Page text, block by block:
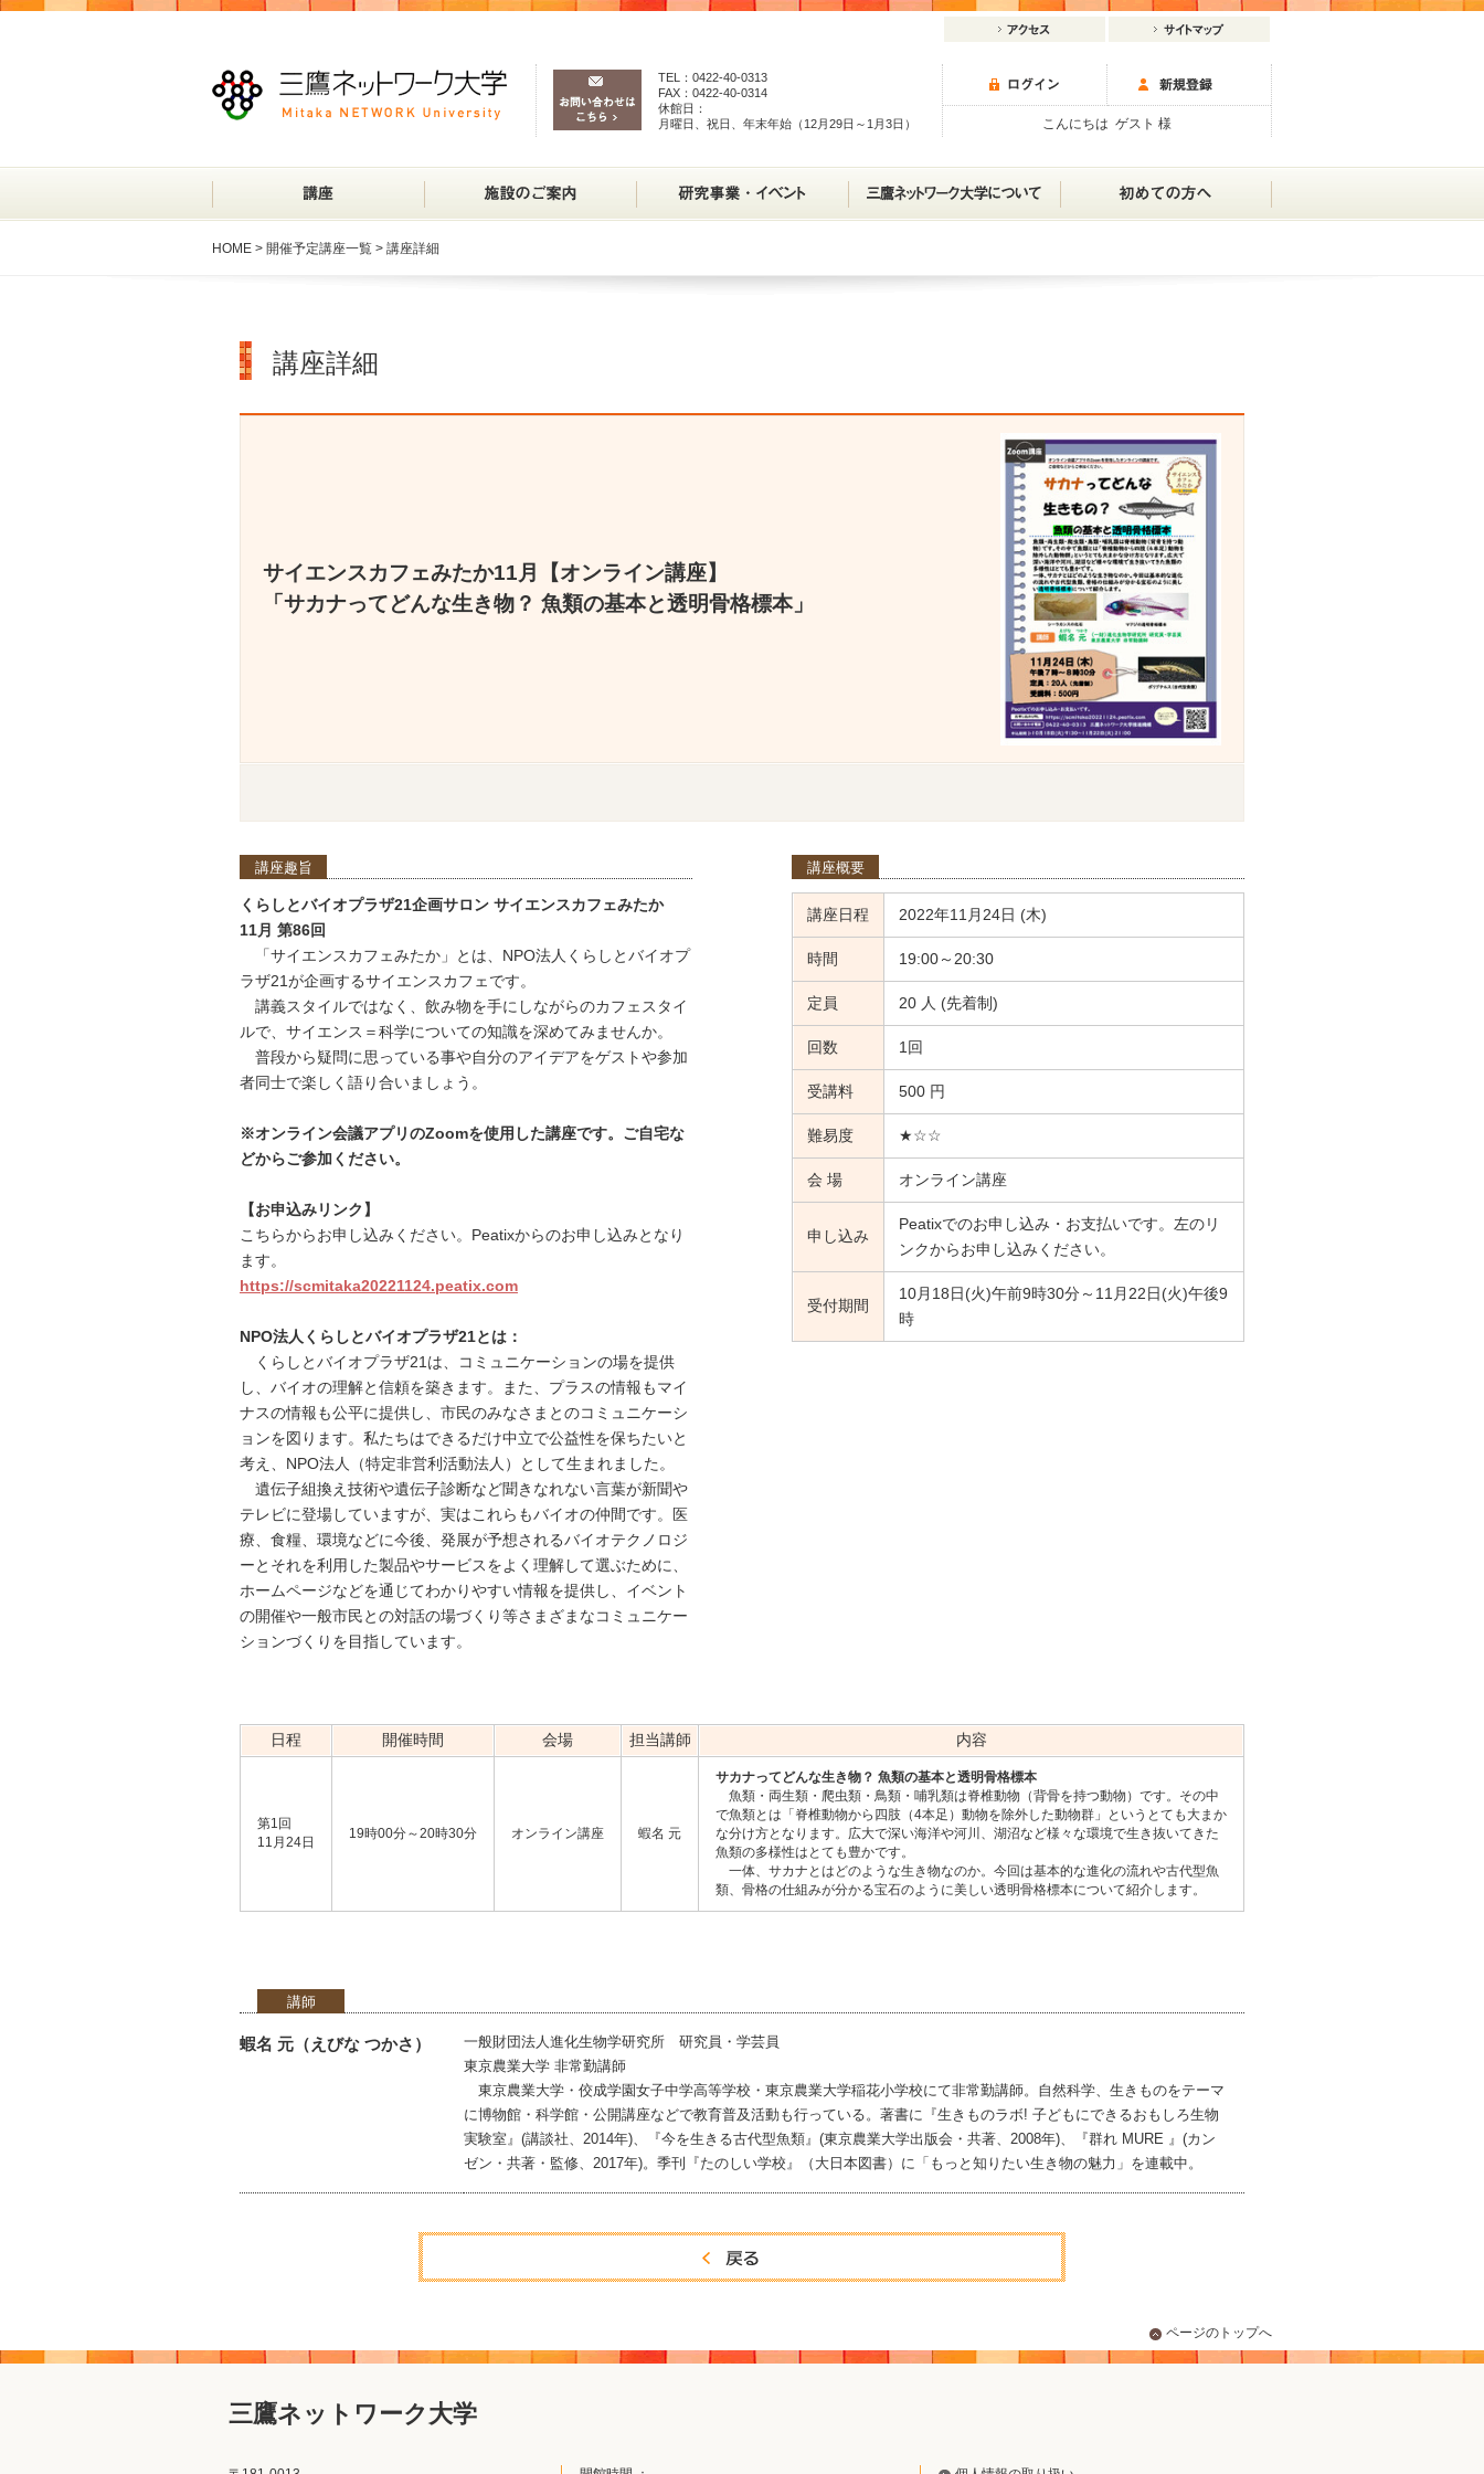
こんにちは ゲスト 様
TEL：0422-40-0313
FAX：0422-40-0314
休館日：
月曜日、祝日、年末年始（12月29日～1月3日）
HOME > 開催予定講座一覧 > 講座詳細
講座詳細
サイエンスカフェみたか11月【オンライン講座】
「サカナってどんな生き物？ 魚類の基本と透明骨格標本」
講座趣旨
くらしとバイオプラザ21企画サロン サイエンスカフェみたか
11月 第86回
「サイエンスカフェみたか」とは、NPO法人くらしとバイオプ
ラザ21が企画するサイエンスカフェです。
講義スタイルではなく、飲み物を手にしながらのカフェスタイ
ルで、サイエンス＝科学についての知識を深めてみませんか。
普段から疑問に思っている事や自分のアイデアをゲストや参加
者同士で楽しく語り合いましょう。
※オンライン会議アプリのZoomを使用した講座です。ご自宅な
どからご参加ください。
【お申込みリンク】
こちらからお申し込みください。Peatixからのお申し込みとなり
ます。
https://scmitaka20221124.peatix.com
NPO法人くらしとバイオプラザ21とは：
くらしとバイオプラザ21は、コミュニケーションの場を提供
し、バイオの理解と信頼を築きます。また、プラスの情報もマイ
ナスの情報も公平に提供し、市民のみなさまとのコミュニケーシ
ョンを図ります。私たちはできるだけ中立で公益性を保ちたいと
考え、NPO法人（特定非営利活動法人）として生まれました。
遺伝子組換え技術や遺伝子診断など聞きなれない言葉が新聞や
テレビに登場していますが、実はこれらもバイオの仲間です。医
療、食糧、環境などに今後、発展が予想されるバイオテクノロジ
ーとそれを利用した製品やサービスをよく理解して選ぶために、
ホームページなどを通じてわかりやすい情報を提供し、イベント
の開催や一般市民との対話の場づくり等さまざまなコミュニケー
ションづくりを目指しています。
講座概要
講座日程 2022年11月24日 (木)
時間 19:00～20:30
定員 20 人 (先着制)
回数 1回
受講料 500 円
難易度 ★☆☆
会 場 オンライン講座
申し込み
Peatixでのお申し込み・お支払いです。左のリ
ンクからお申し込みください。
受付期間
10月18日(火)午前9時30分～11月22日(火)午後9
時
日程 開催時間 会場 担当講師 内容
第1回
11月24日
19時00分～20時30分 オンライン講座 蝦名 元
サカナってどんな生き物？ 魚類の基本と透明骨格標本
魚類・両生類・爬虫類・鳥類・哺乳類は脊椎動物（背骨を持つ動物）です。その中
で魚類とは「脊椎動物から四肢（4本足）動物を除外した動物群」というとても大まか
な分け方となります。広大で深い海洋や河川、湖沼など様々な環境で生き抜いてきた
魚類の多様性はとても豊かです。
一体、サカナとはどのような生き物なのか。今回は基本的な進化の流れや古代型魚
類、骨格の仕組みが分かる宝石のように美しい透明骨格標本について紹介します。
講師
蝦名 元（えびな つかさ）
一般財団法人進化生物学研究所 研究員・学芸員
東京農業大学 非常勤講師
東京農業大学・佼成学園女子中学高等学校・東京農業大学稲花小学校にて非常勤講師。自然科学、生きものをテーマ
に博物館・科学館・公開講座などで教育普及活動も行っている。著書に『生きものラボ! 子どもにできるおもしろ生物
実験室』(講談社、2014年)、『今を生きる古代型魚類』(東京農業大学出版会・共著、2008年)、『群れ MURE 』(カン
ゼン・共著・監修、2017年)。季刊『たのしい学校』（大日本図書）に「もっと知りたい生き物の魅力」を連載中。
ページのトップへ
三鷹ネットワーク大学